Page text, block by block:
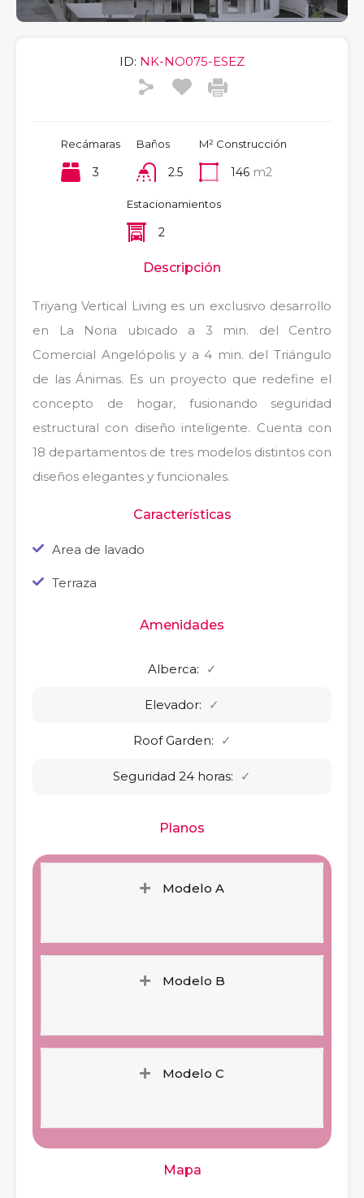
ID: NK-NO075-ESEZ
Recámaras
3
Baños
2.5
M² Construcción
146 m2
Estacionamientos
2
Descripción
Triyang Vertical Living es un exclusivo desarrollo
en La Noria ubicado a 3 min. del Centro
Comercial Angelópolis y a 4 min. del Triángulo
de las Ánimas. Es un proyecto que redefine el
concepto de hogar, fusionando seguridad
estructural con diseño inteligente. Cuenta con
18 departamentos de tres modelos distintos con
diseños elegantes y funcionales.
Características
Area de lavado
Terraza
Amenidades
Alberca: ✓
Elevador: ✓
Roof Garden: ✓
Seguridad 24 horas: ✓
Planos
Modelo A
Modelo B
Modelo C
Mapa